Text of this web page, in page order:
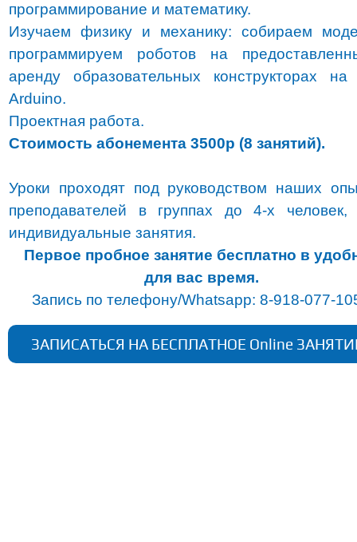
программирование и математику.
Изучаем физику и механику: собираем
программируем роботов на
аренду образовательных конструкторах на
Arduino.
Проектная работа.
Стоимость абонемента 3500р (8 занятий).
Уроки проходят под руководством наших
преподавателей в группах до 4-х человек,
индивидуальные занятия.
Первое пробное занятие бесплатно в
для вас время.
Запись по телефону/Whatsapp: 8-918-077-
ЗАПИСАТЬСЯ НА БЕСПЛАТНОЕ Online